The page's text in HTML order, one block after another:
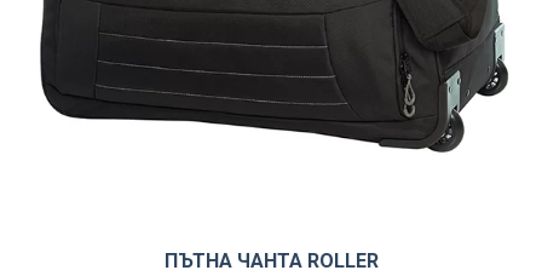
ПЪТНА ЧАНТА ROLLER